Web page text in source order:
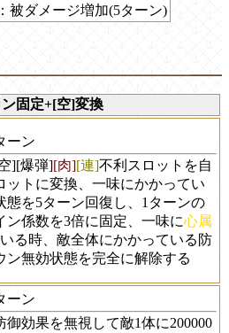
被ダメージ増加(5ターン)
固定+[空]変換
ーン
][爆弾][肉][連]不利スロットを自
ットに変換、一味にかかってい
態を5ターン回復し、1ターンの
ン係数を3倍に固定、一味に心属
る時、敵全体にかかっている防
ン無効状態を完全に解除する
ーン
御効果を無視して敵1体に200000